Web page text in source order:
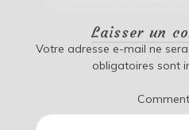
Laisser un
Votre adresse e-mail ne
obligatoires sont